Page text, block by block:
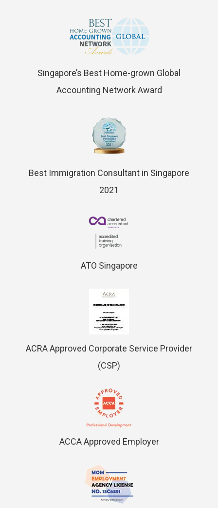
Singapore’s Best Home-grown Global
Accounting Network Award
Best Immigration Consultant in Singapore
2021
ATO Singapore
ACRA Approved Corporate Service Provider
(CSP)
ACCA Approved Employer